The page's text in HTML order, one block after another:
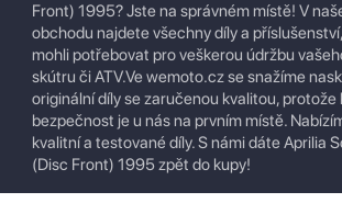
Front) 1995? Jste na správném místě! V
obchodu najdete všechny díly a
mohli potřebovat pro veškerou údržbu
skútru či ATV.Ve wemoto.cz se snažíme
originální díly se zaručenou kvalitou, protože
bezpečnost je u nás na prvním místě.
kvalitní a testované díly. S námi dáte Aprilia
(Disc Front) 1995 zpět do kupy!